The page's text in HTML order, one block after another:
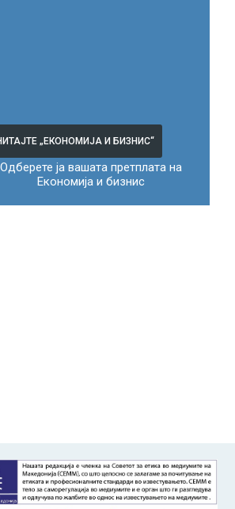
„ЕКОНОМИЈА И БИЗНИС“
Одберете ја вашата претплата на
Економија и бизнис